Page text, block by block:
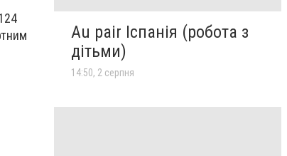
Au pair Іспанія (робота з
дітьми)
14:50, 2 серпня